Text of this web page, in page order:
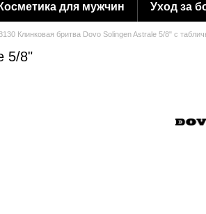
Косметика для мужчин Уход за
Клинковая бритва Dovo Solingen Astrale 5/8" с
5/8"